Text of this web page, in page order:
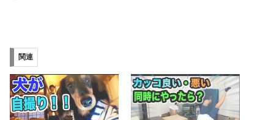
み
中…
関連